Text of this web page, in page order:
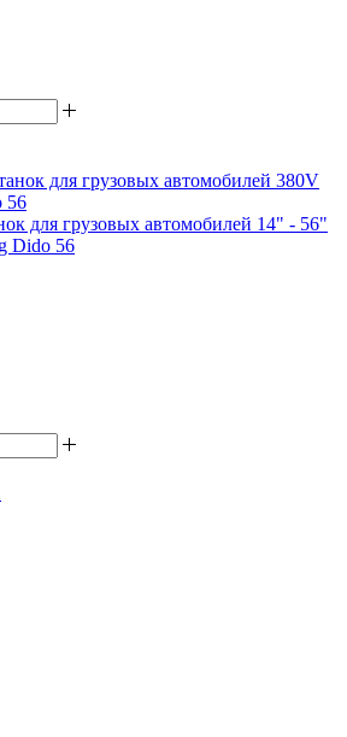
для грузовых автомобилей 14" - 56"
Dido 56